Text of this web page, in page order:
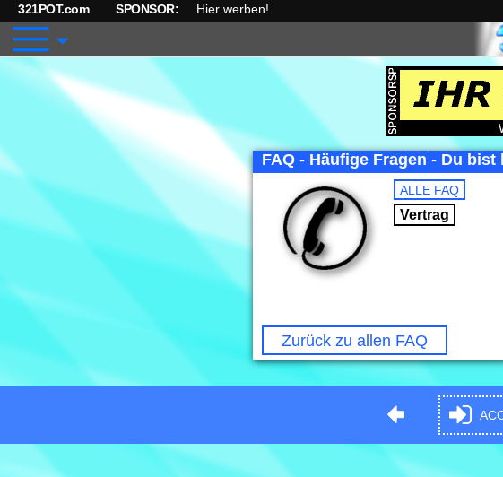
321POT.com SPONSOR: Hier werben!
FAQ - Häufige Fragen - Du bist
ALLE FAQ
Vertrag
Zurück zu allen FAQ